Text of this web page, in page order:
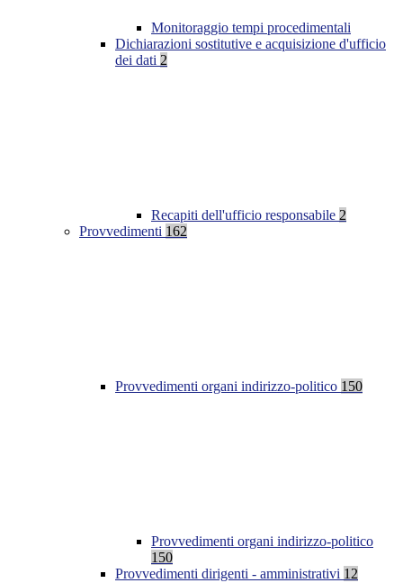
Monitoraggio tempi procedimentali
Dichiarazioni sostitutive e acquisizione d'ufficio
dei dati 2
Recapiti dell'ufficio responsabile 2
Provvedimenti 162
Provvedimenti organi indirizzo-politico 150
Provvedimenti organi indirizzo-politico
150
Provvedimenti dirigenti - amministrativi 12